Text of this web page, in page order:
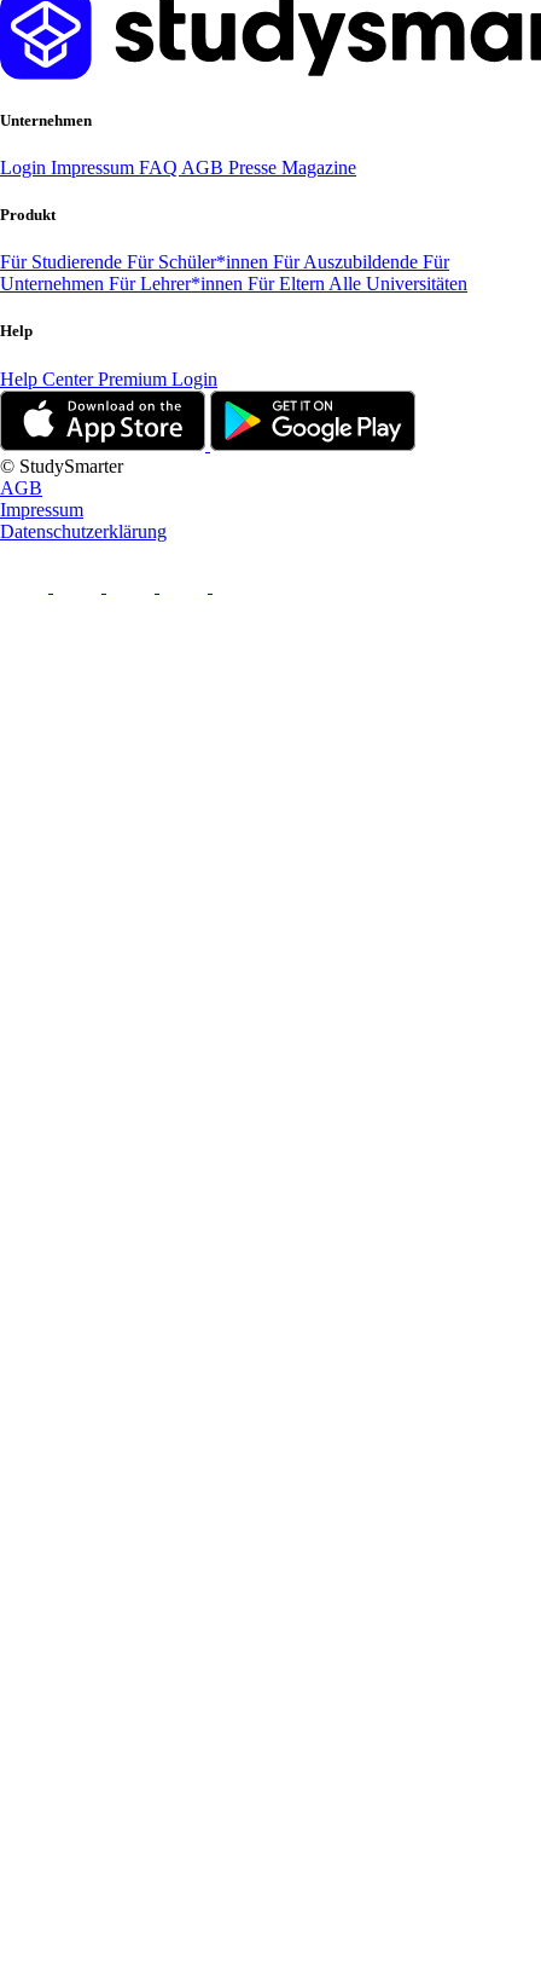
Unternehmen
Login Impressum FAQ AGB Presse Magazine
Produkt
Für Studierende Für Schüler*innen Für Auszubildende Für
Unternehmen Für Lehrer*innen Für Eltern Alle Universitäten
Help
Help CenterPremium Login
© StudySmarter
AGB
Impressum
Datenschutzerklärung